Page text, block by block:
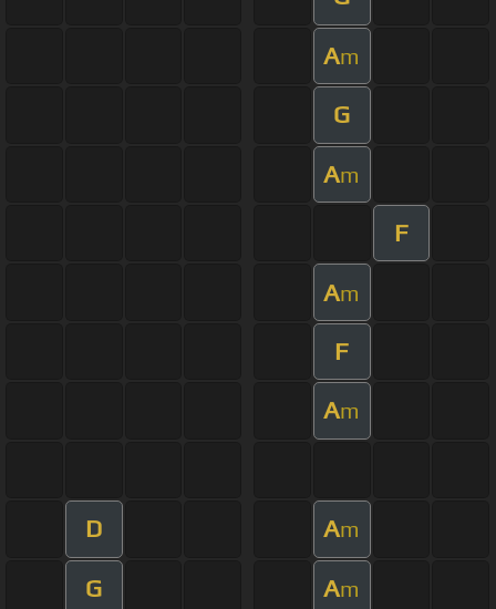
Am
G
Am
F
Am
F
Am
D Am
G Am